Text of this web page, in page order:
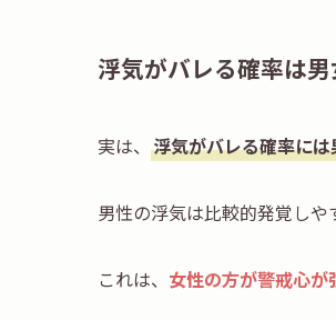
浮気がバレる確率は男
実は、 浮気がバレる確率に
男性の浮気は比較的発覚しや
これは、 女性の方が警戒心